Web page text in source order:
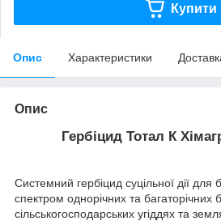
Купити
Опис Характеристики
Опис
Гербіцид Тотал К
Системний гербіцид суцільної дії
спектром однорічних та багаторічних
сільськогосподарських угіддях та